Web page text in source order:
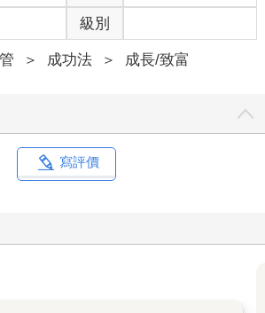
時間，我仍是東京大學法學部的學生。
世，母親留在大阪。我必須靠自己賺取學
崩壞，支持人們存活下去的精神支柱也蕩
靠的，就是大阪人特有的「我才不會
了戰爭，我也不想輸給混亂的社會、飢餓
始在GHQ做口譯工作。雖然我的英語說
級別
＞ 成功法 ＞ 成長/致富
寫評價